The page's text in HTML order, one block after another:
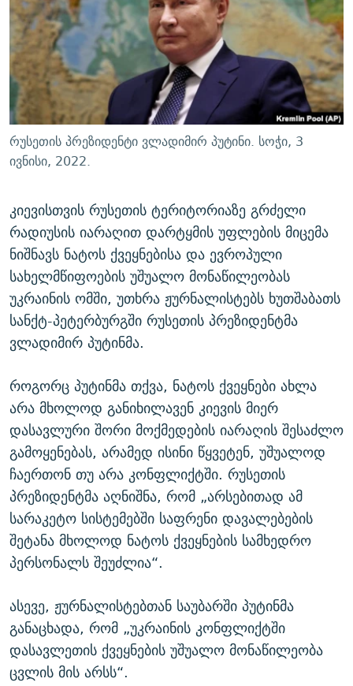
ᲛᲝᲚᲐᲞᲐᲠᲐᲙᲔ ᲢᲔᲥᲡᲢᲔᲑᲘ
ᲨᲘᲜ - ᲣᲪᲮᲝᲔᲗᲨᲘ
ᲚᲘᲢᲔᲠᲐᲢᲣᲠᲣᲚᲘ ᲬᲐᲮᲜᲐᲒᲔᲑᲘ
ᲐᲛᲔᲠᲘᲙᲣᲚᲘ ᲛᲝᲗᲮᲠᲝᲑᲐ
ᲘᲛᲞᲔᲠᲘᲐ ᲓᲐ ᲠᲐᲓᲘᲝ
ᲩᲔᲛᲘ ᲡᲘᲙᲕᲓᲘᲚᲘᲡ ᲛᲘᲖᲔᲖᲘᲐ COVID-19
11 ᲬᲔᲚᲘ - 11 ᲐᲛᲑᲐᲕᲘ
ᲡᲐᲞᲐᲠᲚᲐᲛᲔᲜᲢᲝ ᲐᲠᲩᲔᲕᲜᲔᲑᲘᲡ ᲘᲡᲢᲝᲠᲘᲐ
ᲑᲐᲕᲨᲕᲔᲑᲘ ᲞᲠᲝᲡᲢᲘᲢᲣᲪᲘᲐᲨᲘ - ᲐᲛᲝᲣᲗᲥᲛᲔᲚᲘ ᲐᲛᲑᲐᲕᲘ
5 ᲐᲛᲑᲐᲕᲘ - 20 ᲘᲕᲜᲘᲡᲡ ᲓᲐᲨᲐᲕᲔᲑᲣᲚᲔᲑᲘ
ᲐᲒᲕᲘᲡᲢᲝᲡ ᲝᲛᲘ
ᲒᲐᲛᲝᲘᲬᲔᲠᲔ
რთე/რთ-ის ყველა საიტი
რუსეთის პრეზიდენტი ვლადიმირ პუტინი. სოჭი, 3
ივნისი, 2022.
კიევისთვის რუსეთის ტერიტორიაზე გრძელი
რადიუსის იარაღით დარტყმის უფლების მიცემა
ნიშნავს ნატოს ქვეყნებისა და ევროპული
სახელმწიფოების უშუალო მონაწილეობას
უკრაინის ომში, უთხრა ჟურნალისტებს ხუთშაბათს
სანქტ-პეტერბურგში რუსეთის პრეზიდენტმა
ვლადიმირ პუტინმა.
როგორც პუტინმა თქვა, ნატოს ქვეყნები ახლა
არა მხოლოდ განიხილავენ კიევის მიერ
დასავლური შორი მოქმედების იარაღის შესაძლო
გამოყენებას, არამედ ისინი წყვეტენ, უშუალოდ
ჩაერთონ თუ არა კონფლიქტში. რუსეთის
პრეზიდენტმა აღნიშნა, რომ „არსებითად ამ
სარაკეტო სისტემებში საფრენი დავალებების
შეტანა მხოლოდ ნატოს ქვეყნების სამხედრო
პერსონალს შეუძლია“.
ასევე, ჟურნალისტებთან საუბარში პუტინმა
განაცხადა, რომ „უკრაინის კონფლიქტში
დასავლეთის ქვეყნების უშუალო მონაწილეობა
ცვლის მის არსს“.